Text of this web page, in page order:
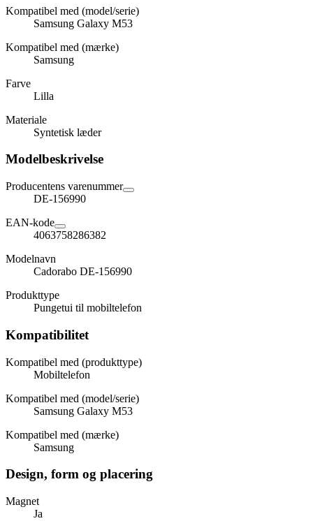
Kompatibel med (model/serie)
Samsung Galaxy M53
Kompatibel med (mærke)
Samsung
Farve
Lilla
Materiale
Syntetisk læder
Modelbeskrivelse
Producentens varenummer
DE-156990
EAN-kode
4063758286382
Modelnavn
Cadorabo DE-156990
Produkttype
Pungetui til mobiltelefon
Kompatibilitet
Kompatibel med (produkttype)
Mobiltelefon
Kompatibel med (model/serie)
Samsung Galaxy M53
Kompatibel med (mærke)
Samsung
Design, form og placering
Magnet
Ja